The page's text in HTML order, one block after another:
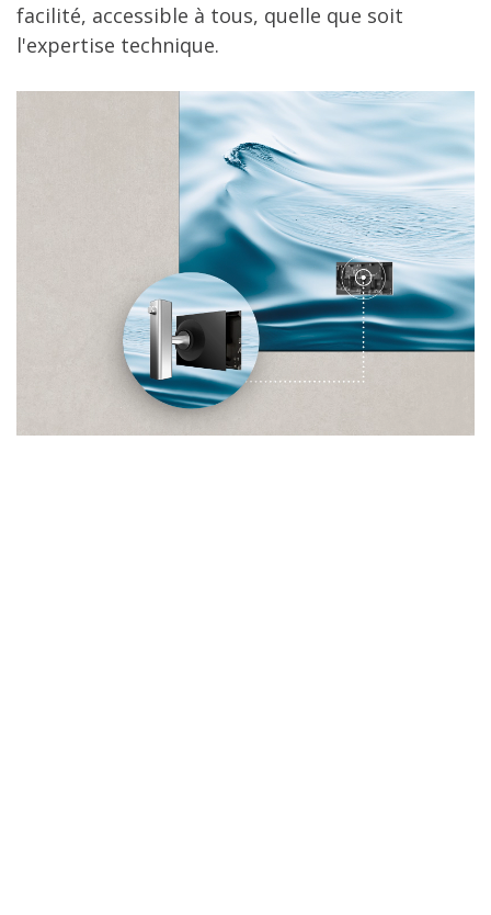
facilité, accessible à tous, quelle que soit
l'expertise technique.